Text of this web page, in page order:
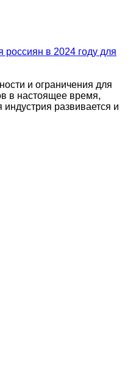
россиян в 2024 году для
и ограничения для
в настоящее время,
индустрия развивается и